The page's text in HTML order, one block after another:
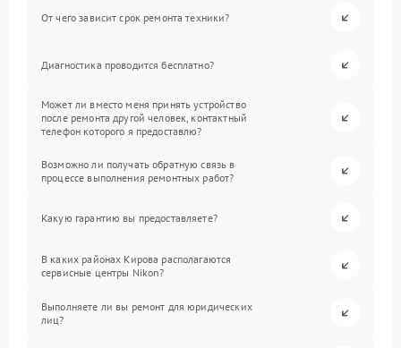
От чего зависит срок ремонта техники?
Диагностика проводится бесплатно?
Может ли вместо меня принять устройство
после ремонта другой человек, контактный
телефон которого я предоставлю?
Возможно ли получать обратную связь в
процессе выполнения ремонтных работ?
Какую гарантию вы предоставляете?
В каких районах Кирова располагаются
сервисные центры Nikon?
Выполняете ли вы ремонт для юридических
лиц?